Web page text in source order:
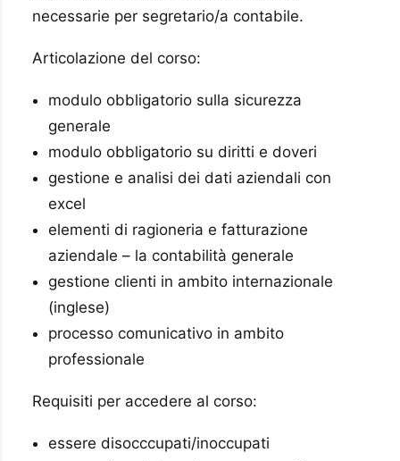
necessarie per segretario/a contabile.
Articolazione del corso:
modulo obbligatorio sulla sicurezza
generale
modulo obbligatorio su diritti e doveri
gestione e analisi dei dati aziendali con
excel
elementi di ragioneria e fatturazione
aziendale – la contabilità generale
gestione clienti in ambito internazionale
(inglese)
processo comunicativo in ambito
professionale
Requisiti per accedere al corso:
essere disocccupati/inoccupati